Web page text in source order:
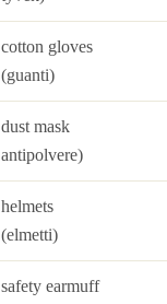
(guanti)
dust
antipolvere)
(elmetti)